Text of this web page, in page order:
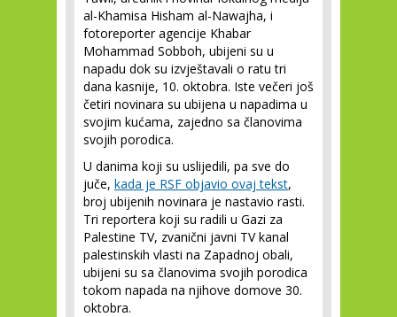
al-Khamisa Hisham al-Nawajha, i
fotoreporter agencije Khabar
Mohammad Sobboh, ubijeni su u
napadu dok su izvještavali o ratu tri
dana kasnije, 10. oktobra. Iste večeri još
četiri novinara su ubijena u napadima u
svojim kućama, zajedno sa članovima
svojih porodica.
U danima koji su uslijedili, pa sve do
juče, kada je RSF objavio ovaj tekst,
broj ubijenih novinara je nastavio rasti.
Tri reportera koji su radili u Gazi za
Palestine TV, zvanični javni TV kanal
palestinskih vlasti na Zapadnoj obali,
ubijeni su sa članovima svojih porodica
tokom napada na njihove domove 30.
oktobra.